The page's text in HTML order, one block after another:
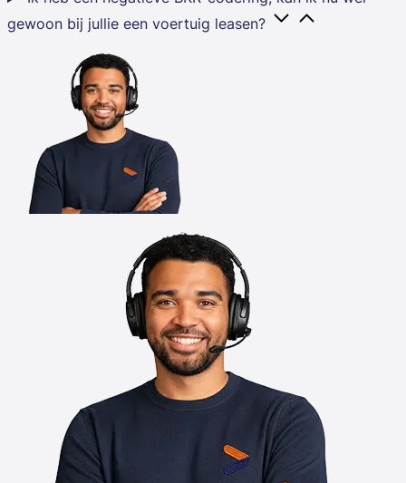
gewoon bij jullie een voertuig leasen?